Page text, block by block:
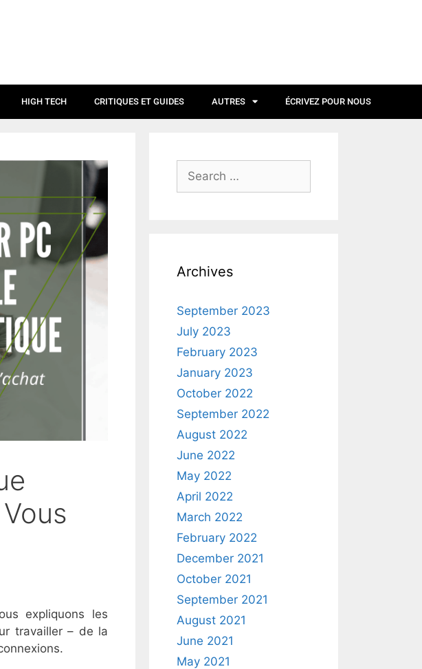
HIGH TECH CRITIQUES ET GUIDES AUTRES ÉCRIVEZ POUR NOUS
expliquons les
travailler – de la
Archives
September 2023
July 2023
February 2023
January 2023
October 2022
September 2022
August 2022
June 2022
May 2022
April 2022
March 2022
February 2022
December 2021
October 2021
September 2021
August 2021
June 2021
May 2021